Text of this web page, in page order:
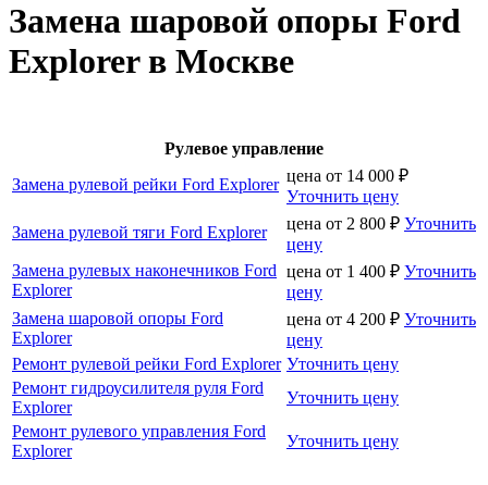
Замена шаровой опоры Ford
Explorer в Москве
Рулевое управление
Замена рулевой рейки Ford Explorer цена от 14 000 ₽
Уточнить цену
Замена рулевой тяги Ford Explorer
цена от 2 800 ₽ Уточнить
цену
Замена рулевых наконечников Ford
Explorer
цена от 1 400 ₽ Уточнить
цену
Замена шаровой опоры Ford
Explorer
цена от 4 200 ₽ Уточнить
цену
Ремонт рулевой рейки Ford Explorer Уточнить цену
Ремонт гидроусилителя руля Ford
Explorer
Уточнить цену
Ремонт рулевого управления Ford
Explorer
Уточнить цену